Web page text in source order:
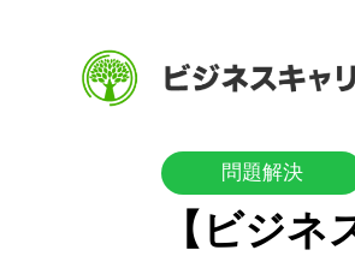
問題解決
【ビジ